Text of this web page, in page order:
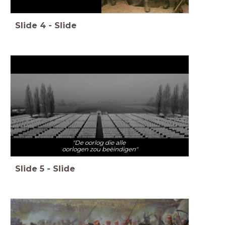
Slide 4 - Slide
"De oorlog die alle
oorlogen zou beëindigen"
Slide 5 - Slide